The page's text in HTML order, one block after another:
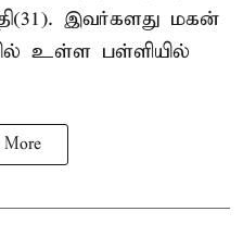
இவர்களது மகன்
உள்ள பள்ளியில்